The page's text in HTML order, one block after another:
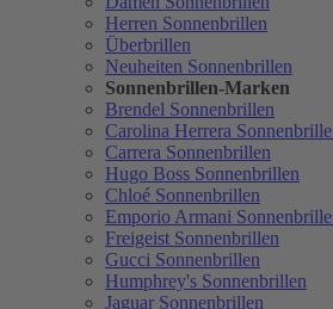
Herren Sonnenbrillen
Überbrillen
Neuheiten Sonnenbrillen
Sonnenbrillen-Marken
Brendel Sonnenbrillen
Carolina Herrera
Carrera Sonnenbrillen
Hugo Boss Sonnenbrillen
Chloé Sonnenbrillen
Emporio Armani
Freigeist Sonnenbrillen
Gucci Sonnenbrillen
Humphrey's Sonnenbrillen
Jaguar Sonnenbrillen